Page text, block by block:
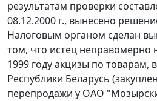
результатам проверки
08.12.2000 г., вынесено
Налоговым органом сделан
том, что истец неправомерно
1999 году акцизы по товарам,
Республики Беларусь
перепродажи у ОАО